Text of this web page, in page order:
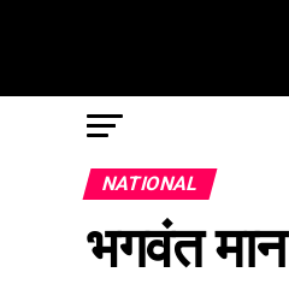
NATIONAL
भगवंत